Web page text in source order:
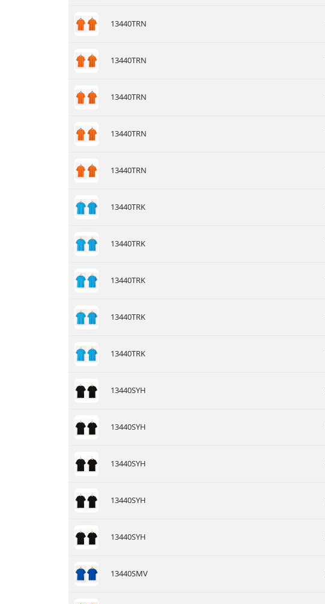
13440TRN
13440TRN
13440TRN
13440TRN
13440TRN
13440TRK
13440TRK
13440TRK
13440TRK
13440TRK
13440SYH
13440SYH
13440SYH
13440SYH
13440SYH
13440SMV